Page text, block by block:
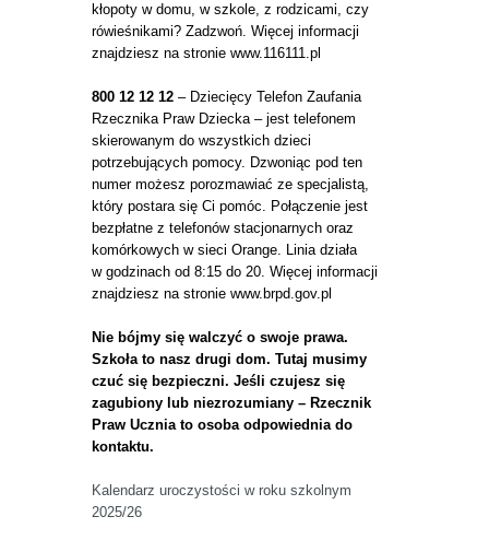
kłopoty w domu, w szkole, z rodzicami, czy
rówieśnikami? Zadzwoń. Więcej informacji
znajdziesz na stronie www.116111.pl
800 12 12 12 – Dziecięcy Telefon Zaufania
Rzecznika Praw Dziecka – jest telefonem
skierowanym do wszystkich dzieci
potrzebujących pomocy. Dzwoniąc pod ten
numer możesz porozmawiać ze specjalistą,
który postara się Ci pomóc. Połączenie jest
bezpłatne z telefonów stacjonarnych oraz
komórkowych w sieci Orange. Linia działa
w godzinach od 8:15 do 20. Więcej informacji
znajdziesz na stronie www.brpd.gov.pl
Nie bójmy się walczyć o swoje prawa.
Szkoła to nasz drugi dom. Tutaj musimy
czuć się bezpieczni. Jeśli czujesz się
zagubiony lub niezrozumiany – Rzecznik
Praw Ucznia to osoba odpowiednia do
kontaktu.
Kalendarz uroczystości w roku szkolnym
2025/26